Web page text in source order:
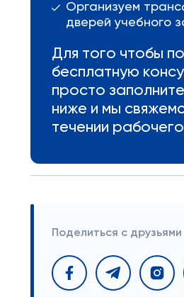
Организуем
дверей учебного
Для того чтобы
бесплатную
просто
ниже и мы
течении
Поделиться с друзьями